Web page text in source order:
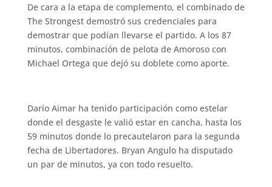
De cara a la etapa de complemento, el combinado de
The Strongest demostró sus credenciales para
demostrar que podían llevarse el partido. A los 87
minutos, combinación de pelota de Amoroso con
Michael Ortega que dejó su doblete como aporte.
Darío Aimar ha tenido participación como estelar
donde el desgaste le valió estar en cancha, hasta los
59 minutos donde lo precautelaron para la segunda
fecha de Libertadores. Bryan Angulo ha disputado
un par de minutos, ya con todo resuelto.